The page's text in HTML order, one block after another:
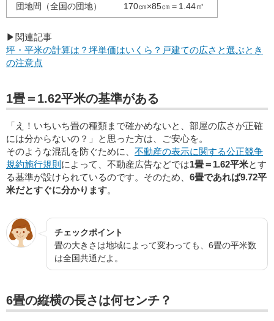
団地間（全国の団地） 170㎝×85㎝＝1.44㎡
▶関連記事
坪・平米の計算は？坪単価はいくら？戸建ての広さと選ぶとき
の注意点
1畳＝1.62平米の基準がある
「え！いちいち畳の種類まで確かめないと、部屋の広さが正確
には分からないの？」と思った方は、ご安心を。
そのような混乱を防ぐために、 不動産の表示に関する公正競争
規約施行規則 によって、不動産広告などでは1畳＝1.62平米とす
る基準が設けられているのです。そのため、 6畳であれば9.72平
米だとすぐに分かります。
チェックポイント
畳の大きさは地域によって変わっても、6畳の平米数
は全国共通だよ。
6畳の縦横の長さは何センチ？